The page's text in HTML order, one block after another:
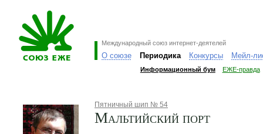
Международный союз интернет-деятелей
О союзе Периодика Конкурсы Мейл-
Информационный бум ЕЖЕ-правда
Пятничный шип № 54
Мальтийский порт